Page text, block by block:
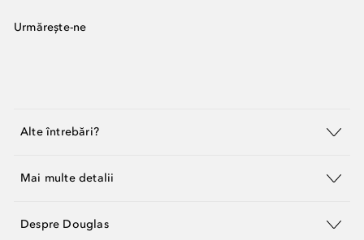
Urmărește-ne
Alte întrebări?
Mai multe detalii
Despre Douglas